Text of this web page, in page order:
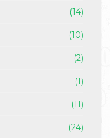
(14)
(10)
(2)
(1)
(11)
(24)